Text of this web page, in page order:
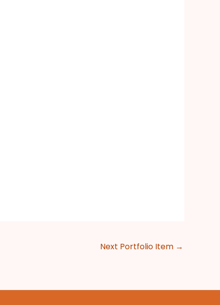
Next Portfolio Item →